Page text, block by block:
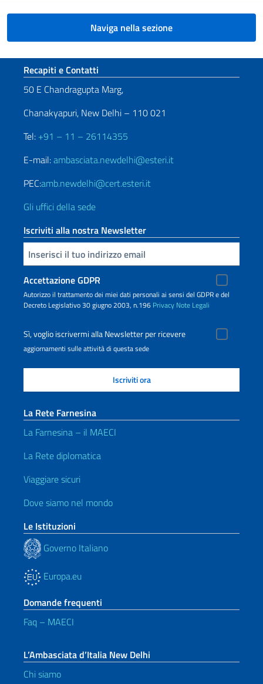
Naviga nella sezione
Sezione footer
Recapiti e Contatti
50 E Chandragupta Marg,
Chanakyapuri, New Delhi – 110 021
Tel: +91 – 11 – 26114355
E-mail:ambasciata.newdelhi@esteri.it
PEC:amb.newdelhi@cert.esteri.it
Gli uffici della sede
Iscriviti alla nostra Newsletter
Inserisci la tua email
Accettazione GDPR
Autorizzo il trattamento dei miei dati personali ai sensi del GDPR e del
Decreto Legislativo 30 giugno 2003, n.196 Privacy Note Legali
Sì, voglio iscrivermi alla Newsletter per ricevere
aggiornamenti sulle attività di questa sede
La Rete Farnesina
La Farnesina – il MAECI
La Rete diplomatica
Viaggiare sicuri
Dove siamo nel mondo
Le Istituzioni
Governo Italiano
Europa.eu
Domande frequenti
Faq – MAECI
L’Ambasciata d’Italia New Delhi
Chi siamo